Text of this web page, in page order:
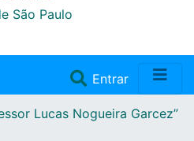
Entrar(current)
Lucas Nogueira Garcez”